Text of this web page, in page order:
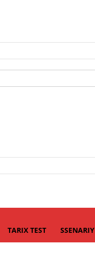
TARIX TEST SSENARIY